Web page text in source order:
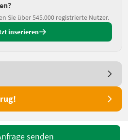
Sie über 545.000 registrierte Nutzer.
inserieren
senden